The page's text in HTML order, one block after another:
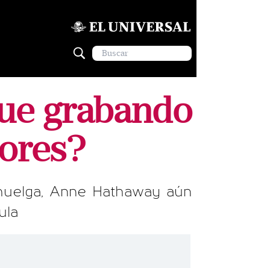
grabando
Anne Hathaway aún